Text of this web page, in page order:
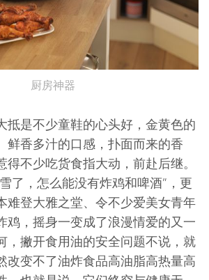
厨房神器
抵是不少童鞋的心头好，金黄色的
鲜香多汁的口感，扑面而来的香
不少吃货食指大动，前赴后继。
了，怎么能没有炸鸡和啤酒”，更
难登大雅之堂、令不少爱美女青年
鸡，摇身一变成了浪漫情爱的又一
，撇开食用油的安全问题不说，就
改变不了油炸食品高油脂高热量高